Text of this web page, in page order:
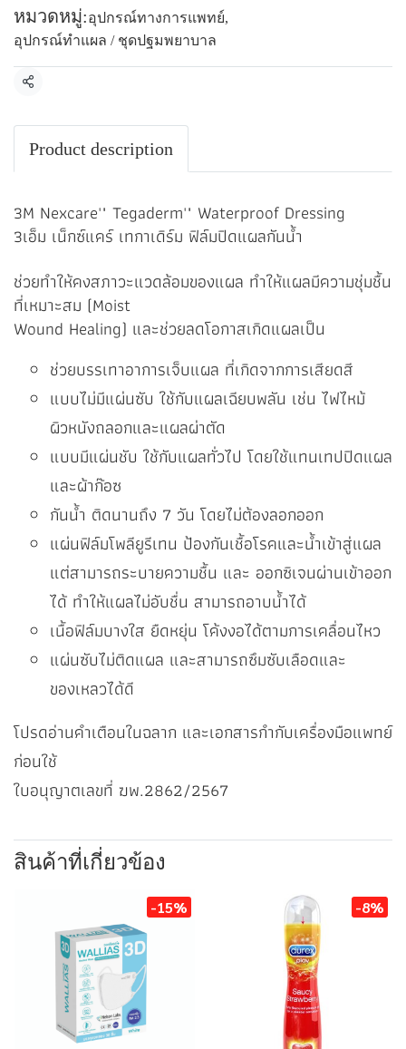
หมวดหมู่:อุปกรณ์ทางการแพทย์,
อุปกรณ์ทำแผล / ชุดปฐมพยาบาล
แชร์
Product description
3M Nexcare'" Tegaderm'" Waterproof Dressing
3เอ็ม เน็กซ์แคร์ เทกาเดิร์ม ฟิล์มปิดแผลกันน้ำ
ช่วยทำให้คงสภาวะแวดล้อมของแผล ทำให้แผลมีความชุ่มชื้น
ที่เหมาะสม (Moist
Wound Healing) และช่วยลดโอกาสเกิดแผลเป็น
ช่วยบรรเทาอาการเจ็บแผล ที่เกิดจากการเสียดสี
แบบไม่มีแผ่นซับ ใช้กับแผลเฉียบพลัน เช่น ไฟไหม้
ผิวหนังถลอกและแผลผ่าตัด
แบบมีแผ่นชับ ใช้กับแผลทั่วไป โดยใช้แทนเทปปิดแผล
และผ้าก๊อซ
กันน้ำ ติดนานถึง 7 วัน โดยไม่ต้องลอกออก
แผ่นฟิล์มโพลียูรีเทน ป้องกันเชื้อโรคและน้ำเข้าสู่แผล
แต่สามารถระบายความชื้น และ ออกซิเจนผ่านเข้าออก
ได้ ทำให้แผลไม่อับชื่น สามารถอาบน้ำได้
เนื้อฟิล์มบางใส ยืดหยุ่น โค้งงอได้ตามการเคลื่อนไหว
แผ่นซับไม่ติดแผล และสามารถซึมซับเลือดและ
ของเหลวได้ดี
โปรดอ่านคำเตือนในฉลาก และเอกสารกำกับเครื่องมือแพทย์
ก่อนใช้
ใบอนุญาตเลขที่ ฆพ.2862/2567
สินค้าที่เกี่ยวข้อง
-15% -8%